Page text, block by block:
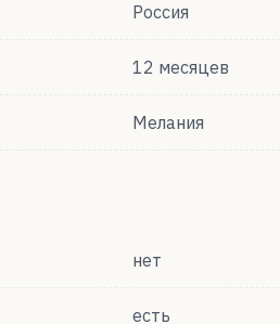
Россия
12 месяцев
Мелания
нет
есть